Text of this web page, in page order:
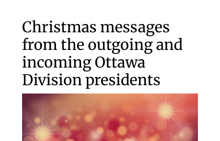
Christmas messages
from the outgoing and
incoming Ottawa
Division presidents